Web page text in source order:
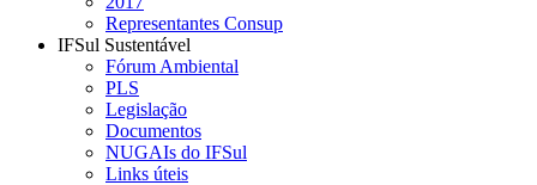
Representantes Consup
IFSul Sustentável
Fórum Ambiental
PLS
Legislação
Documentos
NUGAIs do IFSul
Links úteis